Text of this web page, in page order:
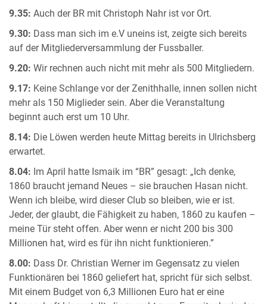
9.35: Auch der BR mit Christoph Nahr ist vor Ort.
9.30: Dass man sich im e.V uneins ist, zeigte sich bereits
auf der Mitgliederversammlung der Fussballer.
9.20: Wir rechnen auch nicht mit mehr als 500 Mitgliedern.
9.17: Keine Schlange vor der Zenithhalle, innen sollen nicht
mehr als 150 Miglieder sein. Aber die Veranstaltung
beginnt auch erst um 10 Uhr.
8.14: Die Löwen werden heute Mittag bereits in Ulrichsberg
erwartet.
8.04: Im April hatte Ismaik im “BR” gesagt: „Ich denke,
1860 braucht jemand Neues – sie brauchen Hasan nicht.
Wenn ich bleibe, wird dieser Club so bleiben, wie er ist.
Jeder, der glaubt, die Fähigkeit zu haben, 1860 zu kaufen –
meine Tür steht offen. Aber wenn er nicht 200 bis 300
Millionen hat, wird es für ihn nicht funktionieren.”
8.00: Dass Dr. Christian Werner im Gegensatz zu vielen
Funktionären bei 1860 geliefert hat, spricht für sich selbst.
Mit einem Budget von 6,3 Millionen Euro hat er eine